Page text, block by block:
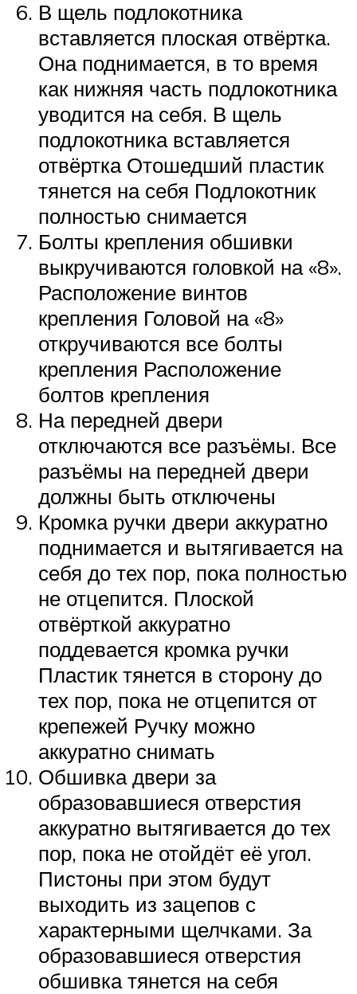
В щель подлокотника
вставляется плоская отвёртка.
Она поднимается, в то время
как нижняя часть подлокотника
уводится на себя. В щель
подлокотника вставляется
отвёртка Отошедший пластик
тянется на себя Подлокотник
полностью снимается
Болты крепления обшивки
выкручиваются головкой на «8».
Расположение винтов
крепления Головой на «8»
откручиваются все болты
крепления Расположение
болтов крепления
На передней двери
отключаются все разъёмы. Все
разъёмы на передней двери
должны быть отключены
Кромка ручки двери аккуратно
поднимается и вытягивается на
себя до тех пор, пока полностью
не отцепится. Плоской
отвёрткой аккуратно
поддевается кромка ручки
Пластик тянется в сторону до
тех пор, пока не отцепится от
крепежей Ручку можно
аккуратно снимать
Обшивка двери за
образовавшиеся отверстия
аккуратно вытягивается до тех
пор, пока не отойдёт её угол.
Пистоны при этом будут
выходить из зацепов с
характерными щелчками. За
образовавшиеся отверстия
обшивка тянется на себя